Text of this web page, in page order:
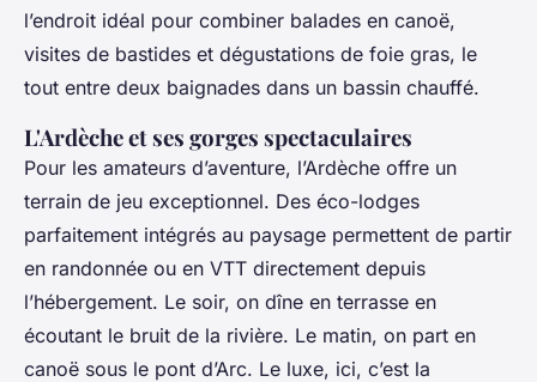
l’endroit idéal pour combiner balades en canoë,
visites de bastides et dégustations de foie gras, le
tout entre deux baignades dans un bassin chauffé.
L'Ardèche et ses gorges spectaculaires
Pour les amateurs d’aventure, l’Ardèche offre un
terrain de jeu exceptionnel. Des éco-lodges
parfaitement intégrés au paysage permettent de partir
en randonnée ou en VTT directement depuis
l’hébergement. Le soir, on dîne en terrasse en
écoutant le bruit de la rivière. Le matin, on part en
canoë sous le pont d’Arc. Le luxe, ici, c’est la